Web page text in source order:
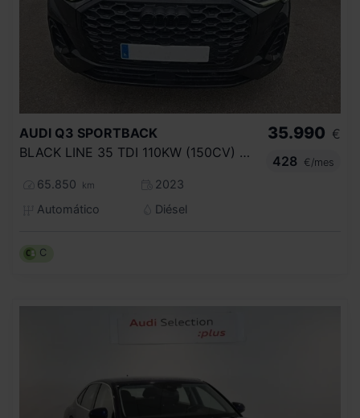
AUDI Q3 SPORTBACK
BLACK LINE 35 TDI 110KW (150CV) S TRONIC
65.850 km
2023
Automático
Diésel
35.990 €
428
€/mes
C